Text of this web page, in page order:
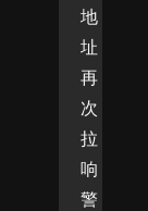
地
址
再
次
拉
响
警